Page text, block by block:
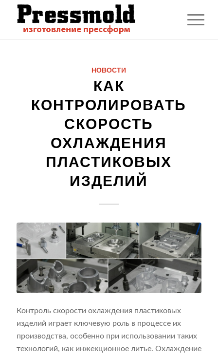
НОВОСТИ
КАК
КОНТРОЛИРОВАТЬ
СКОРОСТЬ
ОХЛАЖДЕНИЯ
ПЛАСТИКОВЫХ
ИЗДЕЛИЙ
Контроль скорости охлаждения пластиковых
изделий играет ключевую роль в процессе их
производства, особенно при использовании таких
технологий, как инжекционное литье. Охлаждение